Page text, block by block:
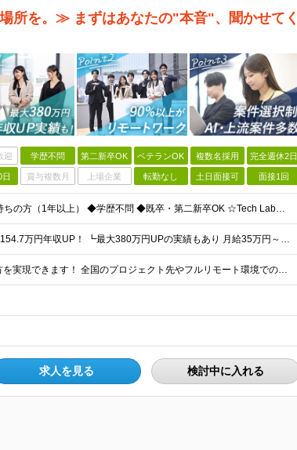
所を。≫ まずはあなたの"本音"、聞かせてく
迎 学歴不問 第二新卒OK ベテランOK 複数名採用 完全週休2日
賞与複数月 上場企業 転勤なし 土日面接可 面接1回
◆Web系の開発実務経験をお持ちの方（1年以上） ◆学歴不問 ◆既卒・第二新卒OK ☆Tech Labの事業内容、ビジョンに共感できる⽅はぜひご応募ください！ ☆意欲重視の採用です！ 「経歴に自信が
★入社後全員が年収UP ┗平均154.7万円年収UP！ ┗最大380万円UPの実績もあり 月給35万円～100万円＋決算賞与＋各種手当 【 給与イメージ 】 ◆経験1年以上…月給35万円～＋決算賞
◎全国どこでも、自由な働き方を実現できます！ 全国のプロジェクト先やフルリモート環境での勤務も可能です。 ＼自由度の高い働き方、叶えます／ ・フルリモートで働きたい ・ハイブリットに働きたい ・家庭
求人を見る 検討中に入れる